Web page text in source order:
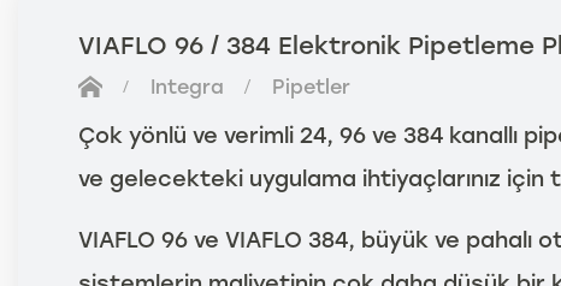
VIAFLO 96 / 384 Elektronik Pipetleme
Integra Pipetler
Çok yönlü ve verimli 24, 96 ve 384 kanallı
ve gelecekteki uygulama ihtiyaçlarınız için
VIAFLO 96 ve VIAFLO 384, büyük ve pahalı